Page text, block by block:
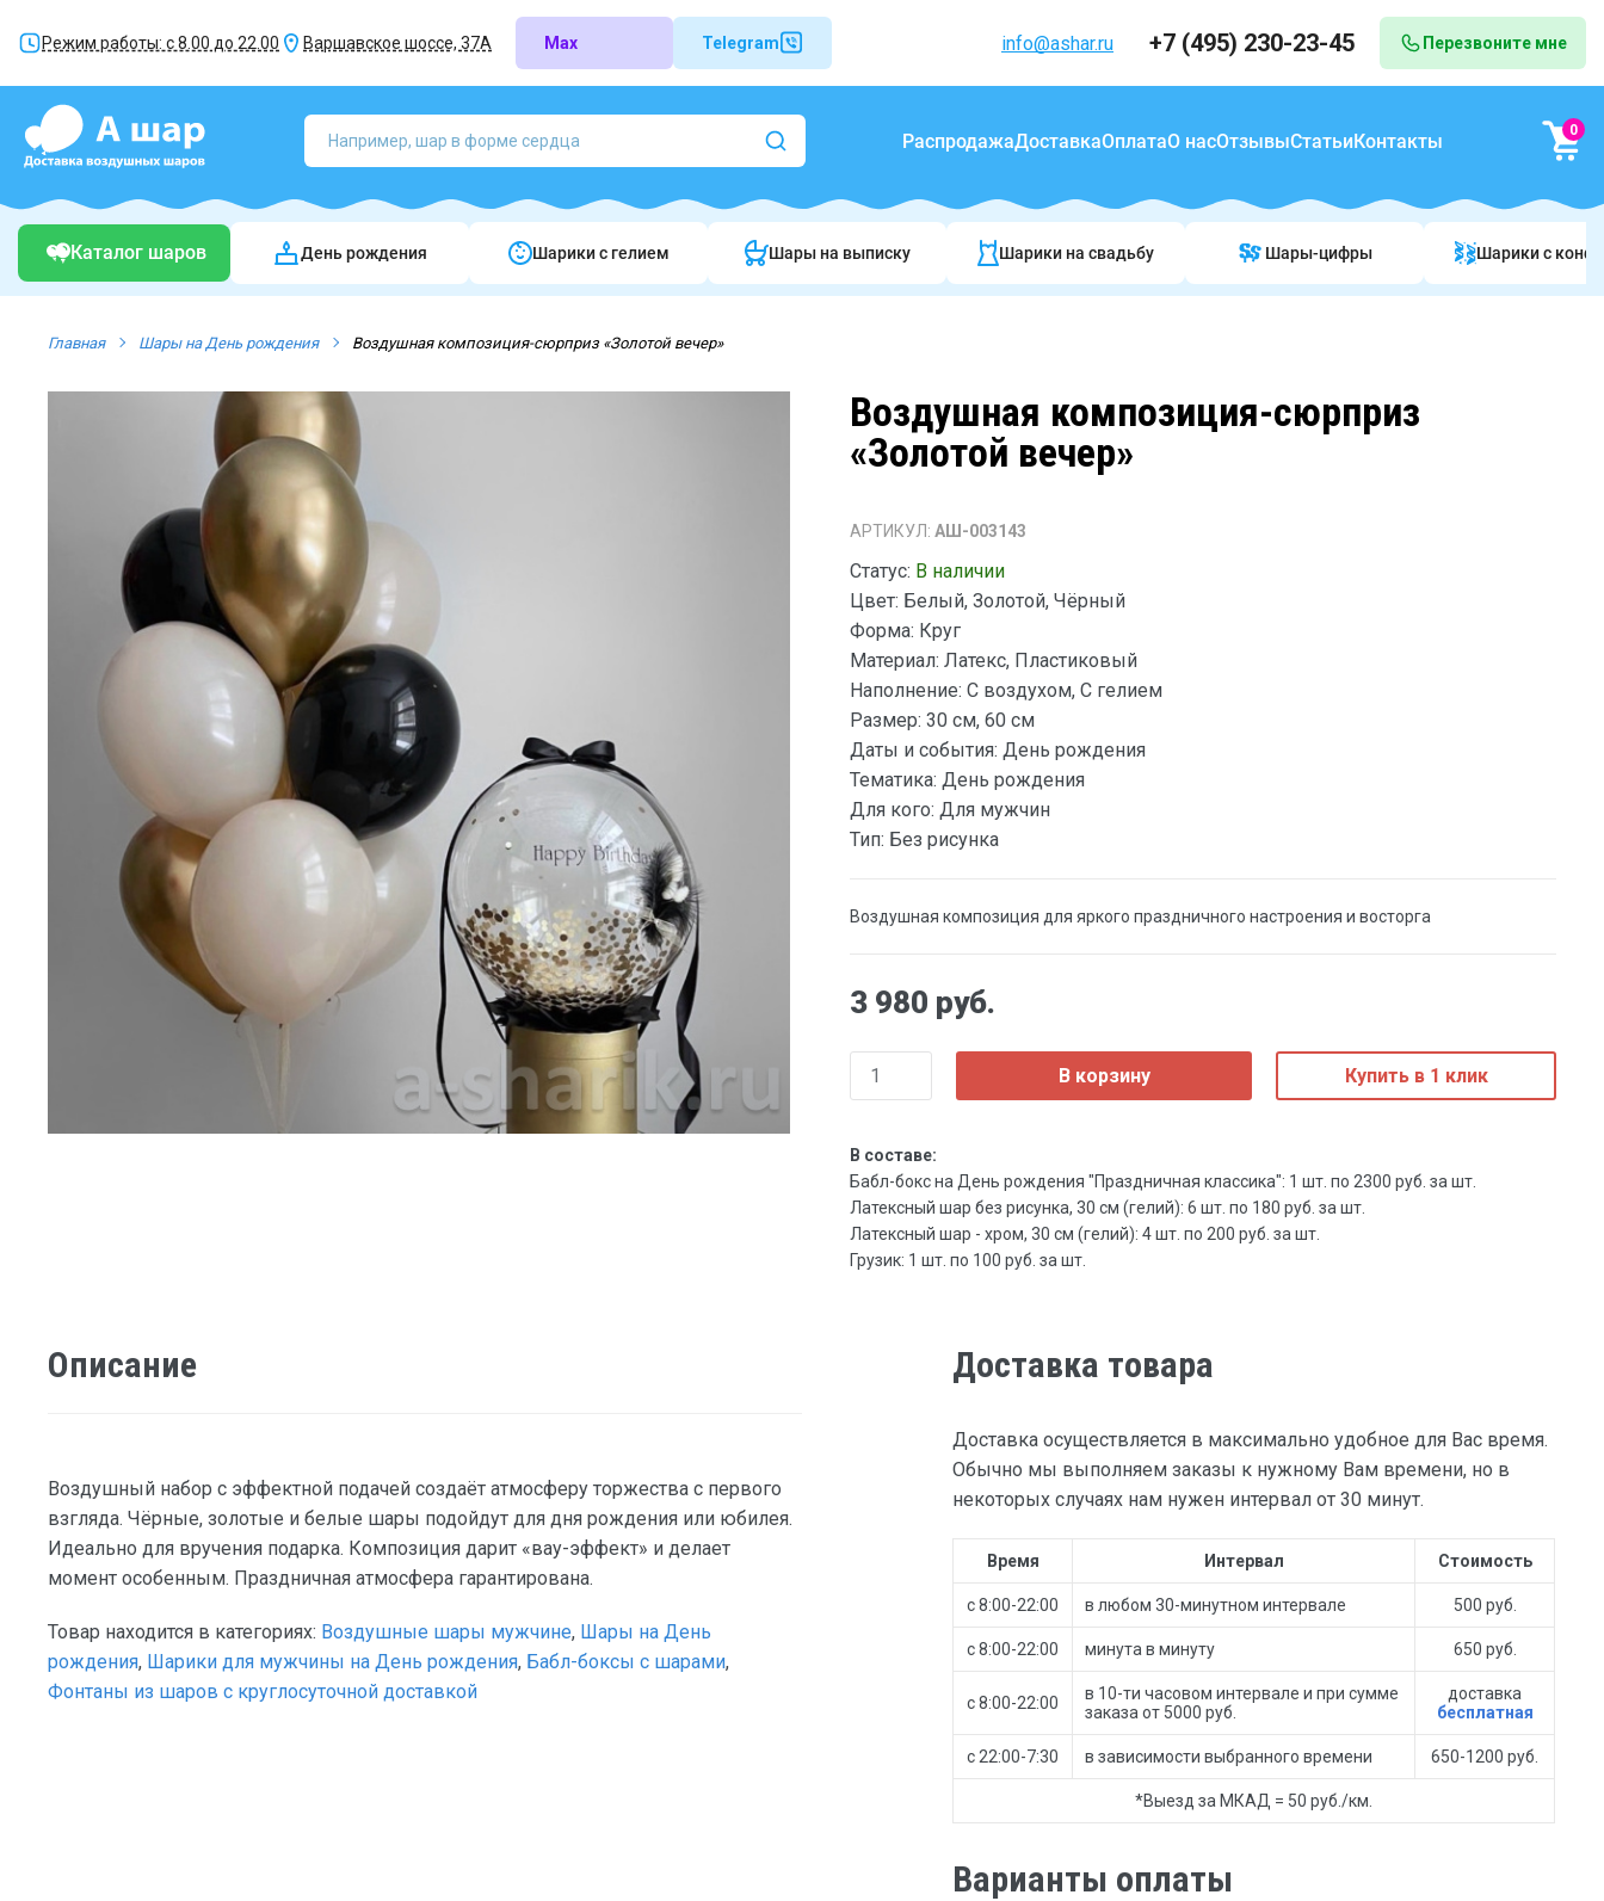
Режим работы: с 8.00 до 22.00 Варшавское шоссе, 37А Max Telegram info@ashar.ru +7 (495) 230-23-45 Перезвоните мне
РаспродажаДоставкаОплатаО насОтзывыСтатьиКонтакты 0
Каталог шаров День рождения Шарики c гелием Шары на выписку Шарики на свадьбу Шары-цифры Шарики c
Главная Шары на День рождения Воздушная композиция-сюрприз «Золотой вечер»
Воздушная композиция-сюрприз
«Золотой вечер»
АРТИКУЛ: АШ-003143
Статус: В наличии
Цвет: Белый, Золотой, Чёрный
Форма: Круг
Материал: Латекс, Пластиковый
Наполнение: С воздухом, С гелием
Размер: 30 см, 60 см
Даты и события: День рождения
Тематика: День рождения
Для кого: Для мужчин
Тип: Без рисунка
Воздушная композиция для яркого праздничного настроения и восторга
3 980 руб.
В корзину Купить в 1 клик
В составе:
Бабл-бокс на День рождения "Праздничная классика": 1 шт. по 2300 руб. за шт.
Латексный шар без рисунка, 30 см (гелий): 6 шт. по 180 руб. за шт.
Латексный шар - хром, 30 см (гелий): 4 шт. по 200 руб. за шт.
Грузик: 1 шт. по 100 руб. за шт.
Описание
Воздушный набор с эффектной подачей создаёт атмосферу торжества с первого
взгляда. Чёрные, золотые и белые шары подойдут для дня рождения или юбилея.
Идеально для вручения подарка. Композиция дарит «вау-эффект» и делает
момент особенным. Праздничная атмосфера гарантирована.
Товар находится в категориях: Воздушные шары мужчине, Шары на День
рождения, Шарики для мужчины на День рождения, Бабл-боксы с шарами,
Фонтаны из шаров с круглосуточной доставкой
Доставка товара
Доставка осуществляется в максимально удобное для Вас время.
Обычно мы выполняем заказы к нужному Вам времени, но в
некоторых случаях нам нужен интервал от 30 минут.
Время Интервал Стоимость
с 8:00-22:00 в любом 30-минутном интервале 500 руб.
с 8:00-22:00 минута в минуту 650 руб.
с 8:00-22:00
в 10-ти часовом интервале и при сумме
заказа от 5000 руб.
доставка
бесплатная
с 22:00-7:30 в зависимости выбранного времени 650-1200 руб.
*Выезд за МКАД = 50 руб./км.
Варианты оплаты